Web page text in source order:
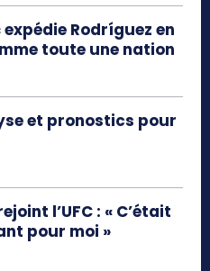
Rodríguez en
toute une nation
et pronostics pour
l’UFC : « C’était
pour moi »